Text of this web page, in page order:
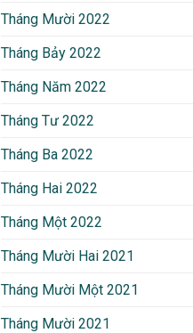
Tháng Mười 2022
Tháng Bảy 2022
Tháng Năm 2022
Tháng Tư 2022
Tháng Ba 2022
Tháng Hai 2022
Tháng Một 2022
Tháng Mười Hai 2021
Tháng Mười Một 2021
Tháng Mười 2021